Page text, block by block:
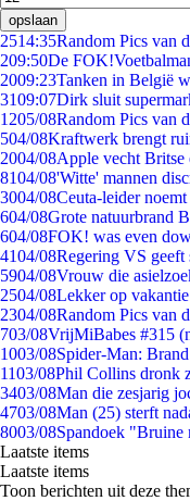
opslaan
2514:35Random Pics van
209:50De
2009:23Tanken in België
3109:07Dirk sluit
1205/08Random Pics van
504/08Kraftwerk brengt
2004/08Apple vecht Britse
8104/08'Witte' mannen
3004/08Ceuta-leider
604/08Grote natuurbrand
604/08FOK! was even
4104/08Regering VS geeft
5904/08Vrouw die
2504/08Lekker op
2304/08Random Pics van
703/08VrijMiBabes #315
1003/08Spider-Man:
1103/08Phil Collins dronk
3403/08Man die zesjarig
4703/08Man (25) sterft
8003/08Spandoek "Bruine
Laatste items
Laatste items
Toon berichten uit deze